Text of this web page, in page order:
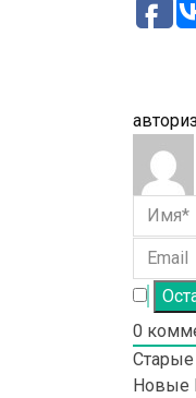
0
Старые
Новые